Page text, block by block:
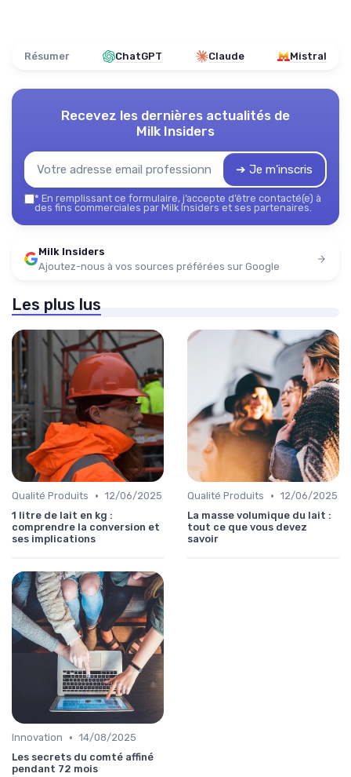
Résumer ChatGPT Claude Mistral
Recevez les dernières actualités de
Milk Insiders
➔ Je m'inscris
* En remplissant ce formulaire, j’accepte d’être contacté(e) à
des fins commerciales par Milk Insiders et ses partenaires.
Milk Insiders
Ajoutez-nous à vos sources préférées sur Google
Les plus lus
Qualité Produits • 12/06/2025
1 litre de lait en kg :
comprendre la conversion et
ses implications
Qualité Produits • 12/06/2025
La masse volumique du lait :
tout ce que vous devez
savoir
Innovation • 14/08/2025
Les secrets du comté affiné
pendant 72 mois